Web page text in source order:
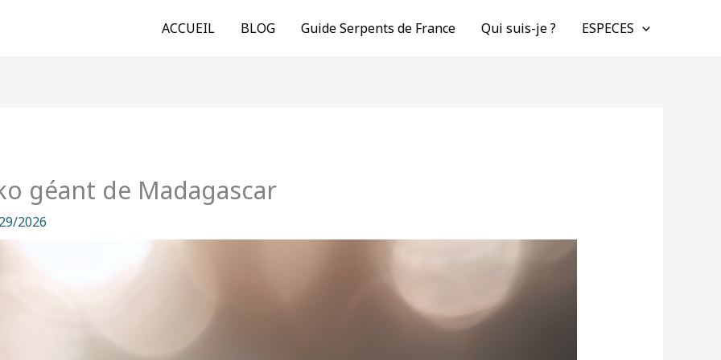
ACCUEIL BLOG Guide Serpents de France Qui suis-je ? ESPECES
géant de Madagascar
2026